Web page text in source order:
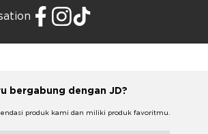
bergabung dengan JD?
produk kami dan miliki produk favoritmu.